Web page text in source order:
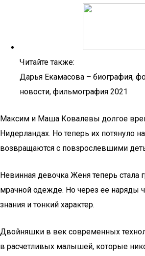
Читайте также:
Дарья Екамасова – биография,
новости, фильмография 2021
Максим и Маша Ковалевы долгое
Нидерландах. Но теперь их потянуло
возвращаются с повзрослевшими
Невинная девочка Женя теперь стала
мрачной одежде. Но через ее наряды
знания и тонкий характер.
Двойняшки в век современных
в расчетливых малышей, которые